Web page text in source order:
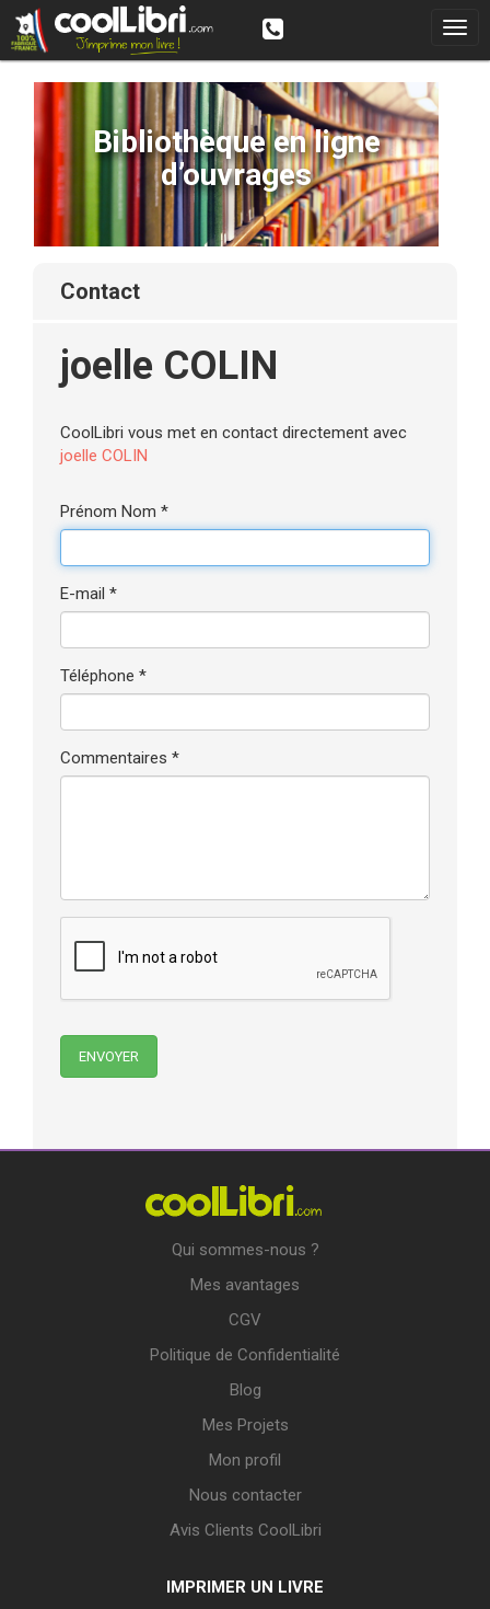
Bibliothèque en ligne
d’ouvrages
contact
joelle COLIN
CoolLibri vous met en contact directement avec
joelle COLIN
Prénom Nom *
E-mail *
Téléphone *
Commentaires *
Qui sommes-nous ?
Mes avantages
CGV
Politique de Confidentialité
Blog
Mes Projets
Mon profil
Nous contacter
Avis Clients CoolLibri
IMPRIMER UN LIVRE